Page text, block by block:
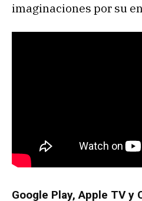
imaginaciones por su
Google Play, Apple TV y